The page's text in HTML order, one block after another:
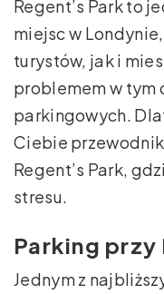
Regent’s Park to
miejsc w
turystów, jak i
problemem w tym
parkingowych.
Ciebie
Regent’s Park,
stresu.
Parking przy
Jednym z